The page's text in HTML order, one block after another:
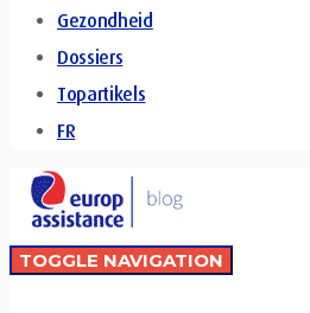
Gezondheid
Dossiers
Topartikels
FR
TOGGLE NAVIGATION